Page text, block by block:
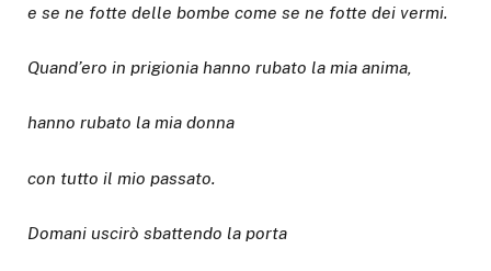
e se ne fotte delle bombe come se ne fotte dei vermi.
Quand’ero in prigionia hanno rubato la mia anima,
hanno rubato la mia donna
con tutto il mio passato.
Domani uscirò sbattendo la porta